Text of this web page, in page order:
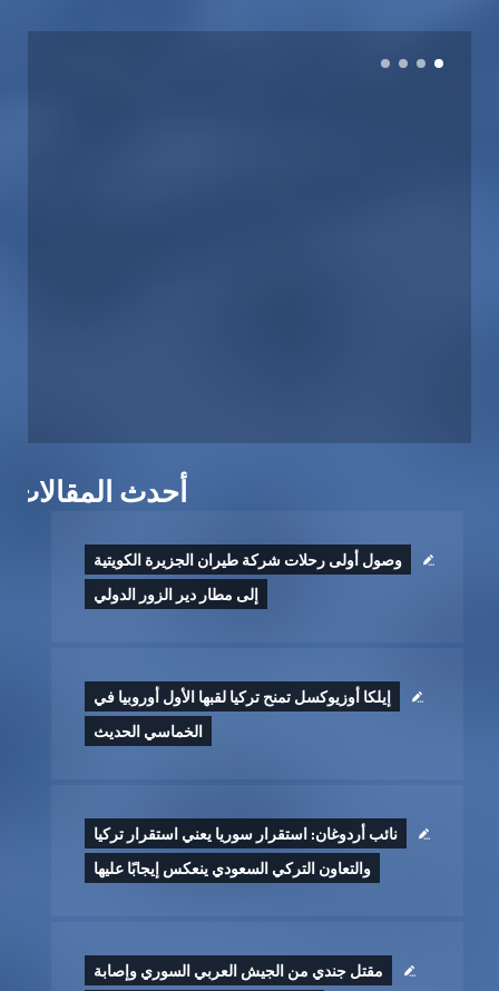
أحدث المقالات
وصول أولى رحلات شركة طيران الجزيرة الكويتية
إلى مطار دير الزور الدولي
إيلكا أوزيوكسل تمنح تركيا لقبها الأول أوروبيا في
الخماسي الحديث
نائب أردوغان: استقرار سوريا يعني استقرار تركيا
والتعاون التركي السعودي ينعكس إيجابًا عليها
مقتل جندي من الجيش العربي السوري وإصابة